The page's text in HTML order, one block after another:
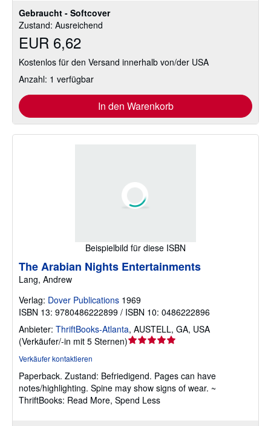
Gebraucht - Softcover
Zustand: Ausreichend
EUR 6,62
Kostenlos für den Versand innerhalb von/der USA
Anzahl: 1 verfügbar
In den Warenkorb
Beispielbild für diese ISBN
The Arabian Nights Entertainments
Lang, Andrew
Verlag: Dover Publications 1969
ISBN 13: 9780486222899 / ISBN 10: 0486222896
Anbieter: ThriftBooks-Atlanta, AUSTELL, GA, USA
(Verkäufer/-in mit 5 Sternen)Verkäuferbewertung
5
Sternen
Verkäufer kontaktieren
Paperback. Zustand: Befriedigend. Pages can have
notes/highlighting. Spine may show signs of wear. ~
ThriftBooks: Read More, Spend Less